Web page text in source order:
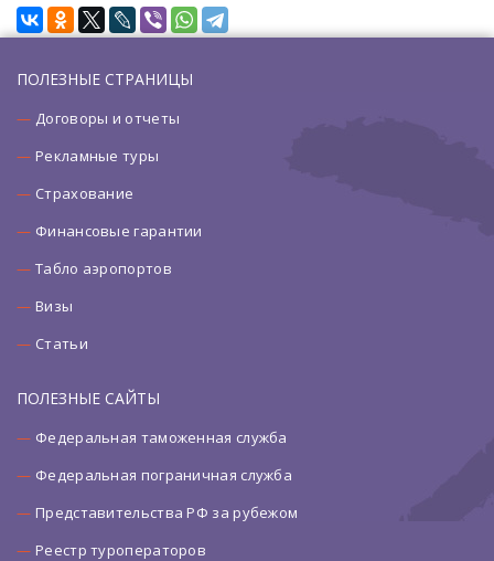
ПОЛЕЗНЫЕ СТРАНИЦЫ
Договоры и отчеты
Рекламные туры
Страхование
Финансовые гарантии
Табло аэропортов
Визы
Статьи
ПОЛЕЗНЫЕ САЙТЫ
Федеральная таможенная служба
Федеральная пограничная служба
Представительства РФ за рубежом
Реестр туроператоров